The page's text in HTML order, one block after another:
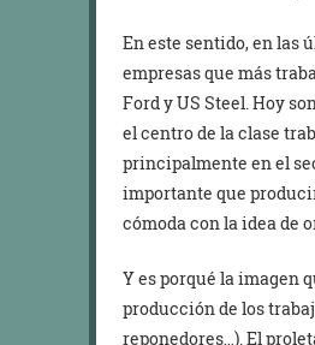
En este sentido, en las
empresas que más
Ford y US Steel. Hoy
el centro de la clase
principalmente en el
importante que
cómoda con la idea de
Y es porqué la imagen
producción de los
reponedores…). El